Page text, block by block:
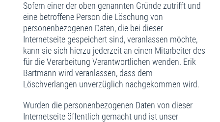
Sofern einer der oben genannten Gründe zutrifft und
eine betroffene Person die Löschung von
personenbezogenen Daten, die bei dieser
Internetseite gespeichert sind, veranlassen möchte,
kann sie sich hierzu jederzeit an einen Mitarbeiter des
für die Verarbeitung Verantwortlichen wenden. Erik
Bartmann wird veranlassen, dass dem
Löschverlangen unverzüglich nachgekommen wird.
Wurden die personenbezogenen Daten von dieser
Internetseite öffentlich gemacht und ist unser